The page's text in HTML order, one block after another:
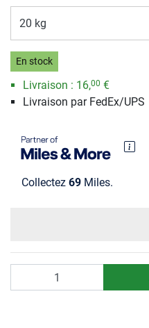
20 kg
En stock
Livraison : 16,00 €
Livraison par FedEx/UPS
Collectez 69 Miles.